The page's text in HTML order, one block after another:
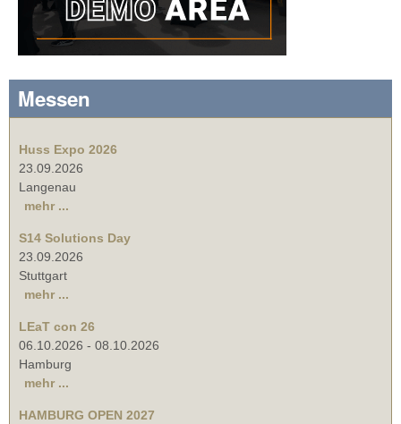
Messen
Huss Expo 2026
23.09.2026
Langenau
mehr ...
S14 Solutions Day
23.09.2026
Stuttgart
mehr ...
LEaT con 26
06.10.2026 - 08.10.2026
Hamburg
mehr ...
HAMBURG OPEN 2027